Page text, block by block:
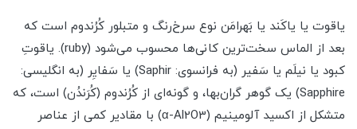
یاقوت یا یاکَند یا بَهرامَن نوع سرخ‌رنگ و متبلور کُرُندوم است که
بعد از الماس سخت‌ترین کانی‌ها محسوب می‌شود (ruby). یاقوتِ
کبود یا نیلَم یا سَفیر (به فرانسوی: Saphir) یا سَفایِر (به انگلیسی:
Sapphire) یک گوهر گران‌بها، و گونه‌ای از کُرُندوم (کُرَندُن) است، که
متشکل از اکسید آلومینیم (α-Al2O3) با مقادیر کمی از عناصر